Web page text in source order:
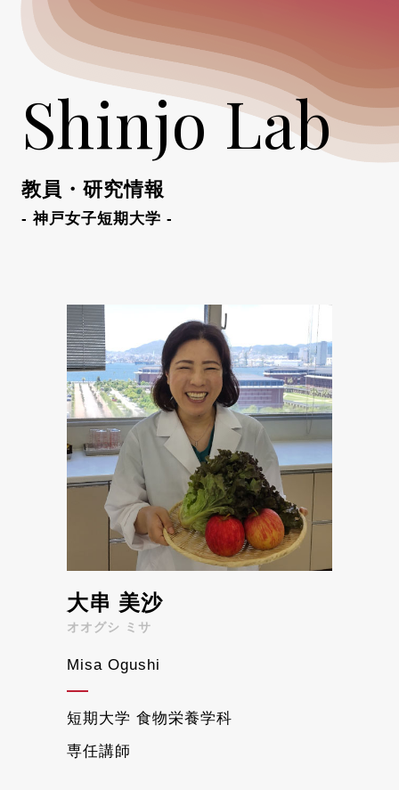
Shinjo Lab
教員・研究情報
- 神戸女子短期大学 -
大串 美沙
オオグシ ミサ
Misa Ogushi
短期大学 食物栄養学科
専任講師